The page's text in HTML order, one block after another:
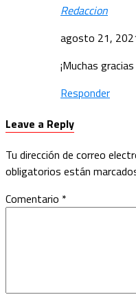
Redaccion
agosto 21,
¡Muchas
Responder
Leave a Reply
Tu dirección de correo
obligatorios están
Comentario *